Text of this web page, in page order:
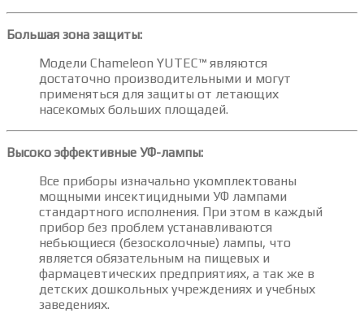
Большая зона защиты:
Модели Chameleon YUTEC™ являются
достаточно производительными и могут
применяться для защиты от летающих
насекомых больших площадей.
Высоко эффективные УФ-лампы:
Все приборы изначально укомплектованы
мощными инсектицидными УФ лампами
стандартного исполнения. При этом в каждый
прибор без проблем устанавливаются
небьющиеся (безосколочные) лампы, что
является обязательным на пищевых и
фармацевтических предприятиях, а так же в
детских дошкольных учреждениях и учебных
заведениях.